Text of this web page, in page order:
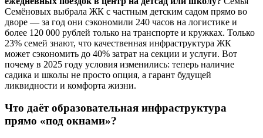
Семёновых выбрала ЖК с частным детским садом прямо во
дворе — за год они сэкономили 240 часов на логистике и
более 120 000 рублей только на транспорте и кружках. Только
23% семей знают, что качественная инфраструктура ЖК
может сэкономить до 40% затрат на секции и услуги. Вот
почему в 2025 году условия изменились: теперь наличие
садика и школы не просто опция, а гарант будущей
ликвидности и комфорта жизни.
Что даёт образовательная инфраструктура
прямо «под окнами»?